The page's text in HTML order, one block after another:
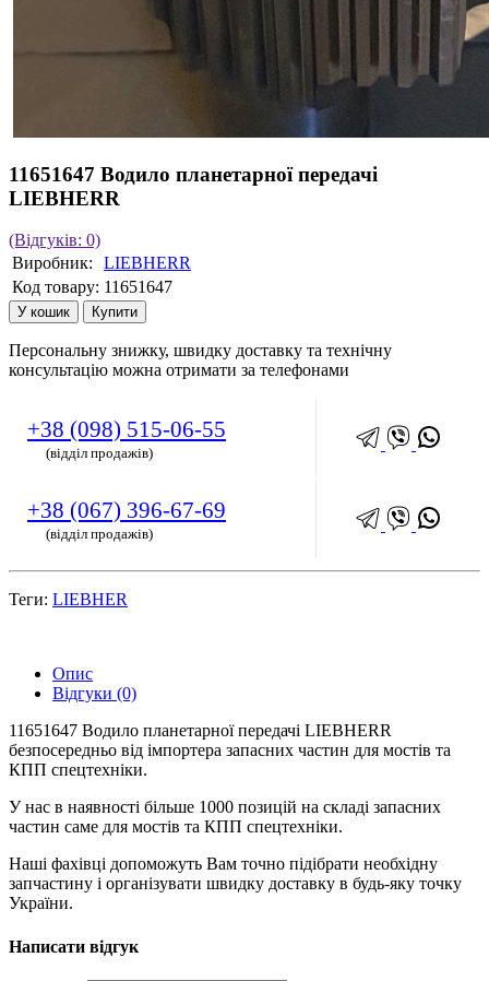
11651647 Водило планетарної передачі
LIEBHERR
(Відгуків: 0)
Виробник:
LIEBHERR
Код товару: 11651647
У кошик Купити
Персональну знижку, швидку доставку та технічну
консультацію можна отримати за телефонами
+38 (098) 515-06-55
(відділ продажів)
+38 (067) 396-67-69
(відділ продажів)
Теги: LIEBHER
Опис
Відгуки (0)
11651647 Водило планетарної передачі LIEBHERR
безпосередньо від імпортера запасних частин для мостів та
КПП спецтехніки.
У нас в наявності більше 1000 позицій на складі запасних
частин саме для мостів та КПП спецтехніки.
Наші фахівці допоможуть Вам точно підібрати необхідну
запчастину і організувати швидку доставку в будь-яку точку
України.
Написати відгук